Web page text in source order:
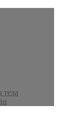
тела